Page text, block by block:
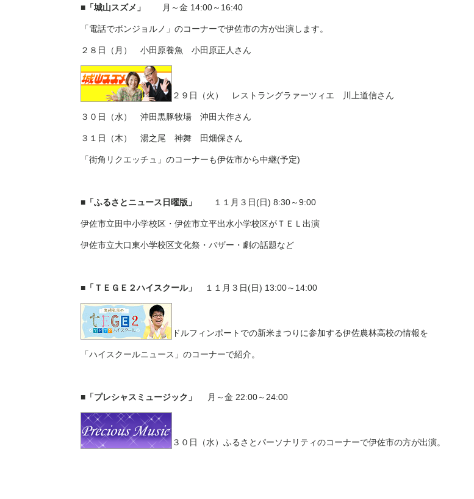
■「城山スズメ」 月～金 14:00～ 16:40
「電話でボンジョルノ」のコーナーで伊佐市の方が出演します。
２８日（月） 小田原養魚 小田原正人さん
２９日（火） レストラングラァーツィエ 川上道信さん
３０日（水） 沖田黒豚牧場 沖田大作さん
３１日（木） 湯之尾 神舞 田畑保さん
「街角リクエッチュ」のコーナーも伊佐市から中継(予定)
■「ふるさとニュース日曜版」 １１月３日(日) 8:30～9:00
伊佐市立田中小学校区・伊佐市立平出水小学校区がＴＥＬ出演
伊佐市立大口東小学校区文化祭・バザー・劇の話題など
■「ＴＥＧＥ２ハイスクール」 １１月３日(日) 13:00～ 14:00
ドルフィンポートでの新米まつりに参加する伊佐農林高校の情報を
「ハイスクールニュース」のコーナーで紹介。
■「プレシャスミュージック」 月～金 22:00～ 24:00
３０日（水）ふるさとパーソナリティのコーナーで伊佐市の方が出演。